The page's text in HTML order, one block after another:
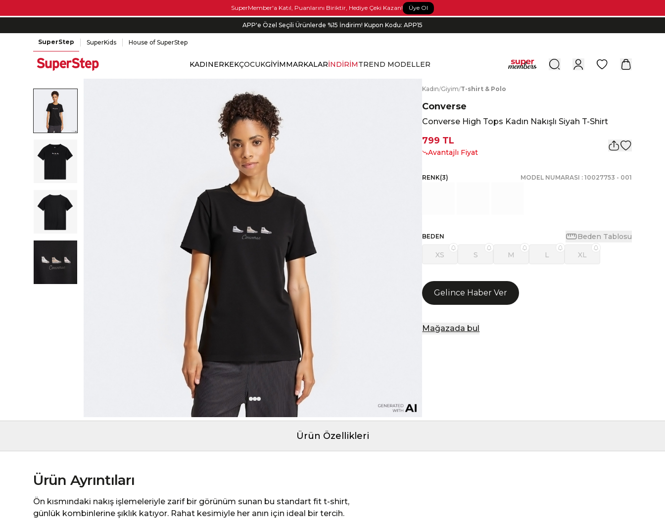
SuperMember'a Katıl, Puanlarını Biriktir, Hediye Çeki Kazan! Üye Ol
APP'e Özel Seçili Ürünlerde %15 İndirim! Kupon Kodu: APP15
SuperStep SuperKids House of SuperStep
KADINERKEKÇOCUKGİYİMMARKALARİNDİRİMTREND MODELLER 0
Kadın/Giyim/T-shirt & Polo
Converse
Converse High Tops Kadın Nakışlı Siyah T-Shirt
799 TL
Avantajlı Fiyat
RENK(3) MODEL NUMARASI : 10027753 - 001
BEDEN Beden Tablosu
XS S M L XL
Gelince Haber Ver
Mağazada bul
Ürün Özellikleri
Ürün Ayrıntıları
Ön kısmındaki nakış işlemeleriyle zarif bir görünüm sunan bu standart fit t-shirt,
günlük kombinlerine şıklık katıyor. Rahat kesimiyle her anın için ideal bir tercih.